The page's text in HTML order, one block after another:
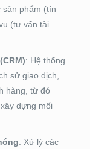
sản phẩm (tín
(tư vấn tài
: Hệ thống
sử giao dịch,
hàng, từ đó
dựng mối
: Xử lý các